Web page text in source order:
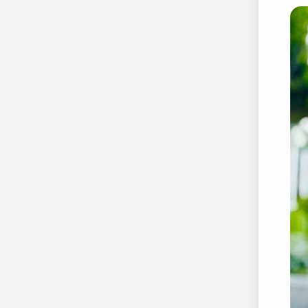
25.
28.
30.
34.
35.
36.
37.